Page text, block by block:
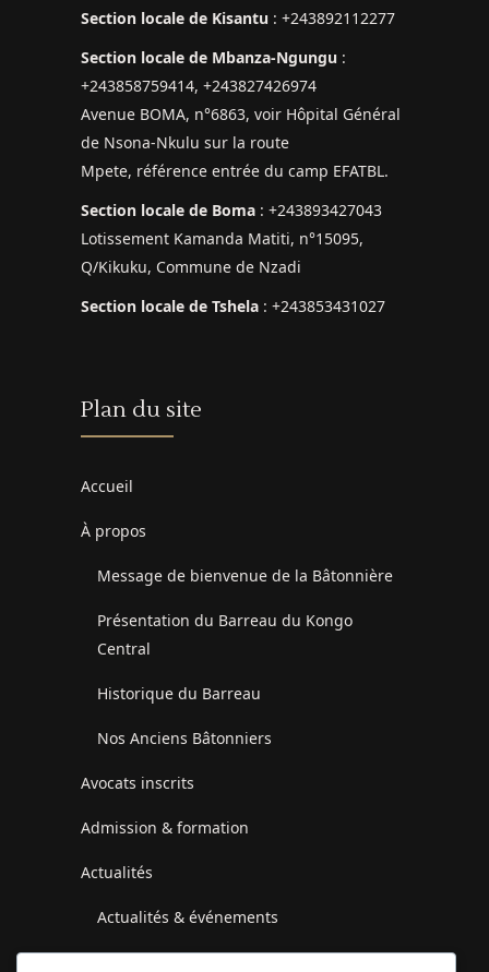
Section locale de Kisantu : +243892112277
Section locale de Mbanza-Ngungu :
+243858759414, +243827426974
Avenue BOMA, n°6863, voir Hôpital Général
de Nsona-Nkulu sur la route
Mpete, référence entrée du camp EFATBL.
Section locale de Boma : +243893427043
Lotissement Kamanda Matiti, n°15095,
Q/Kikuku, Commune de Nzadi
Section locale de Tshela : +243853431027
Plan du site
Accueil
À propos
Message de bienvenue de la Bâtonnière
Présentation du Barreau du Kongo
Central
Historique du Barreau
Nos Anciens Bâtonniers
Avocats inscrits
Admission & formation
Actualités
Actualités & événements